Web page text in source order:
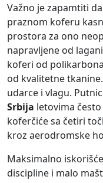
Važno je zapamtiti
praznom koferu
prostora za ono
napravljene od
koferi od
od kvalitetne
udarce i vlagu.
Srbija letovima
koferčiće sa četiri
kroz aerodromske
Maksimalno
discipline i malo